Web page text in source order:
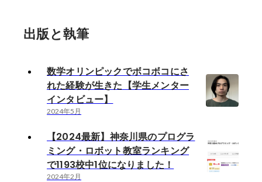
出版と執筆
数学オリンピックでボコボコにさ
れた経験が生きた【学生メンター
インタビュー】
2024年5月
【2024最新】神奈川県のプログラ
ミング・ロボット教室ランキング
で1193校中1位になりました！
2024年2月